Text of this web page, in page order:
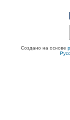
Создано на основе